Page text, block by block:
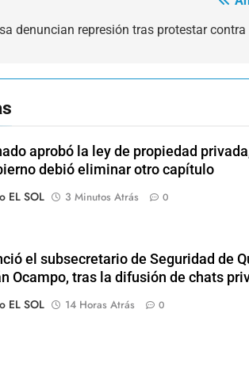
denuncian represión tras protestar contra
aprobó la ley de propiedad
debió eliminar otro capítulo
EL SOL
3 Minutos Atrás 0
el subsecretario de Seguridad de
Ocampo, tras la difusión de chats
EL SOL
14 Horas Atrás 0